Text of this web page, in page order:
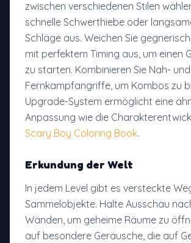
zwischen verschiedenen Stilen
schnelle Schwerthiebe oder
Schläge aus. Weichen Sie
mit perfektem Timing aus, um einen
zu starten. Kombinieren Sie Nah- und
Fernkampfangriffe, um Kombos zu
Upgrade-System ermöglicht eine
Anpassung wie die
Scary Boy Coloring Book.
Erkundung der Welt
In jedem Level gibt es versteckte
Sammelobjekte. Halte Ausschau
Wänden, um geheime Räume zu
auf besondere Geräusche, die auf